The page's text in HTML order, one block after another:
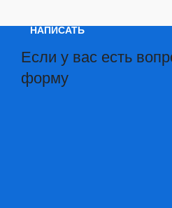
НАПИСАТЬ
Если у вас есть
форму